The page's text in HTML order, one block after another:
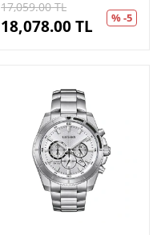
17,059.00TL
18,078.00TL % -5